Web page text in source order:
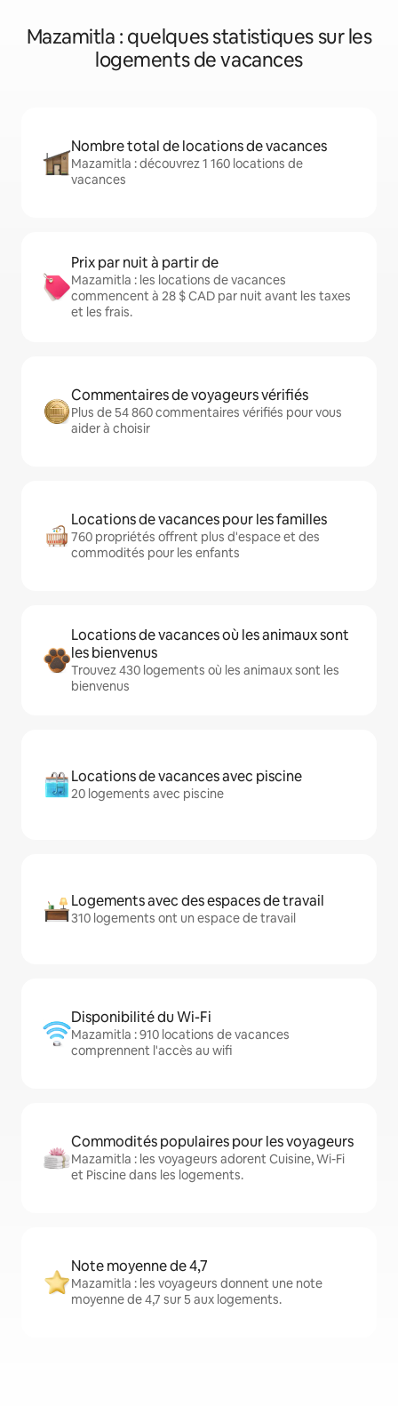
Mazamitla : quelques statistiques sur les
logements de vacances
Nombre total de locations de vacances
Mazamitla : découvrez 1 160 locations de
vacances
Prix par nuit à partir de
Mazamitla : les locations de vacances
commencent à 28 $ CAD par nuit avant les taxes
et les frais.
Commentaires de voyageurs vérifiés
Plus de 54 860 commentaires vérifiés pour vous
aider à choisir
Locations de vacances pour les familles
760 propriétés offrent plus d'espace et des
commodités pour les enfants
Locations de vacances où les animaux sont
les bienvenus
Trouvez 430 logements où les animaux sont les
bienvenus
Locations de vacances avec piscine
20 logements avec piscine
Logements avec des espaces de travail
310 logements ont un espace de travail
Disponibilité du Wi-Fi
Mazamitla : 910 locations de vacances
comprennent l'accès au wifi
Commodités populaires pour les voyageurs
Mazamitla : les voyageurs adorent Cuisine, Wi-Fi
et Piscine dans les logements.
Note moyenne de 4,7
Mazamitla : les voyageurs donnent une note
moyenne de 4,7 sur 5 aux logements.